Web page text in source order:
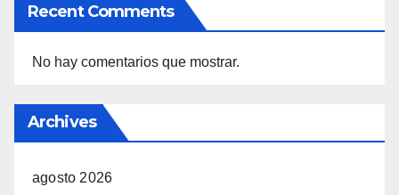
Recent Comments
No hay comentarios que mostrar.
Archives
agosto 2026